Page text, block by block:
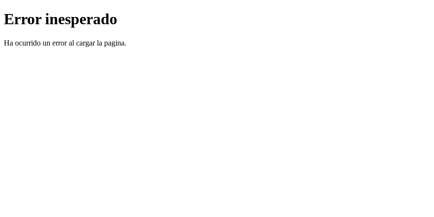
Error inesperado
Ha ocurrido un error al cargar la pagina.